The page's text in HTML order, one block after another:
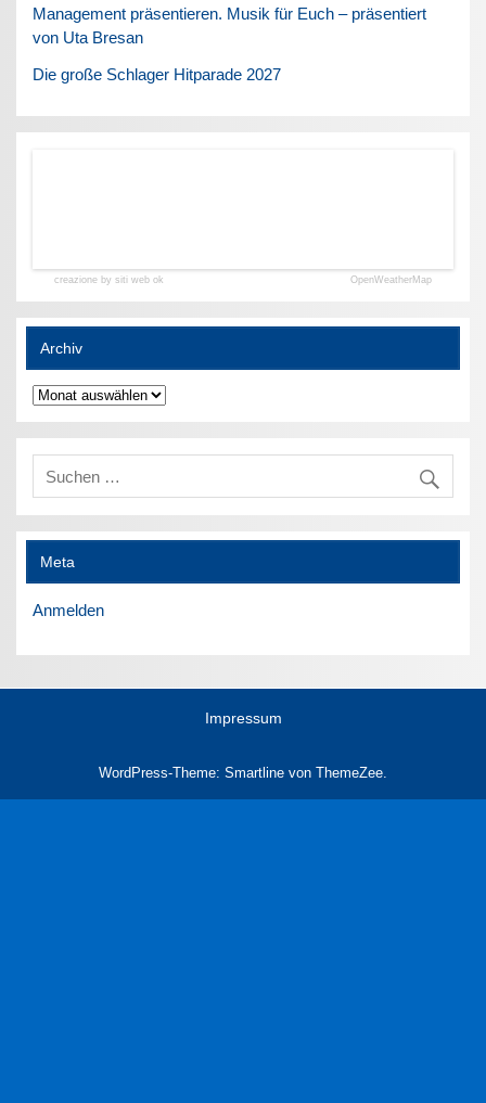
Management präsentieren. Musik für Euch – präsentiert
von Uta Bresan
Die große Schlager Hitparade 2027
creazione by siti web ok OpenWeatherMap
Archiv
Archiv
Meta
Anmelden
Impressum
WordPress-Theme: Smartline von ThemeZee.